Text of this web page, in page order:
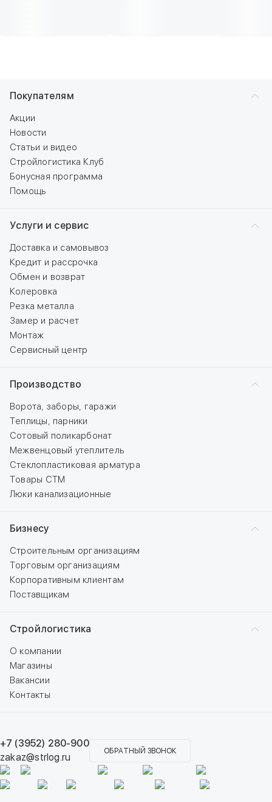
Покупателям
Акции
Новости
Статьи и видео
Стройлогистика Клуб
Бонусная программа
Помощь
Услуги и сервис
Доставка и самовывоз
Кредит и рассрочка
Обмен и возврат
Колеровка
Резка металла
Замер и расчет
Монтаж
Сервисный центр
Производство
Ворота, заборы, гаражи
Теплицы, парники
Сотовый поликарбонат
Межвенцовый утеплитель
Стеклопластиковая арматура
Товары СТМ
Люки канализационные
Бизнесу
Строительным организациям
Торговым организациям
Корпоративным клиентам
Поставщикам
Стройлогистика
О компании
Магазины
Вакансии
Контакты
+7 (3952) 280-900
zakaz@strlog.ru
ОБРАТНЫЙ ЗВОНОК